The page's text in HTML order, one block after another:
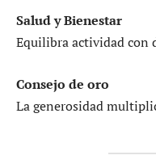
Salud y Bienestar
Equilibra actividad con
Consejo de oro
La generosidad